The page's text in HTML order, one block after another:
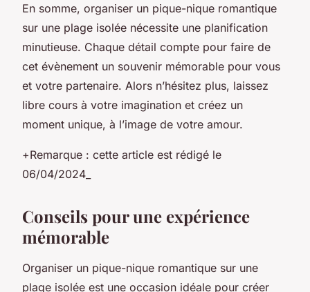
En somme, organiser un pique-nique romantique
sur une plage isolée nécessite une planification
minutieuse. Chaque détail compte pour faire de
cet évènement un souvenir mémorable pour vous
et votre partenaire. Alors n’hésitez plus, laissez
libre cours à votre imagination et créez un
moment unique, à l’image de votre amour.
+Remarque : cette article est rédigé le
06/04/2024_
Conseils pour une expérience
mémorable
Organiser un pique-nique romantique sur une
plage isolée est une occasion idéale pour créer